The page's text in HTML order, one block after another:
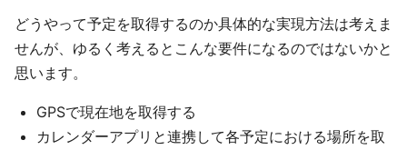
どうやって予定を取得するのか具体的な実現方法は考えま
せんが、ゆるく考えるとこんな要件になるのではないかと
思います。
GPSで現在地を取得する
カレンダーアプリと連携して各予定における場所を取